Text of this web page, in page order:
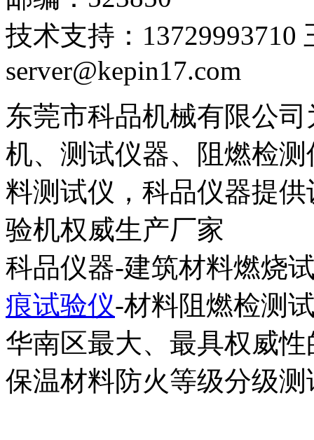
技术支持：13729993710
server@kepin17.com
东莞市科品机械有限公
机、测试仪器、阻燃检
料测试仪，科品仪器提
验机权威生产厂家
科品仪器-建筑材料燃烧
痕试验仪-材料阻燃检测
华南区最大、最具权威
保温材料防火等级分级